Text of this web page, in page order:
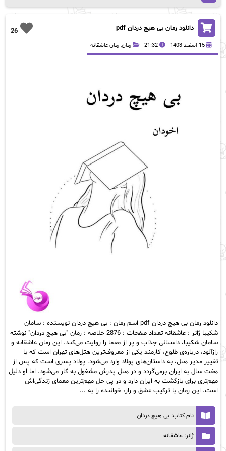
26 دانلود رمان بی هیچ دردان pdf
15 اسفند 1403 21:32 رمان, رمان عاشقانه
دانلود رمان بی هیچ دردان pdf اسم رمان : بی هیچ دردان نویسنده : سامان
شکیبا ژانر : عاشقانه تعداد صفحات : 2876 خلاصه : رمان "بی هیچ دردان" نوشته
سامان شکیبا، داستانی جذاب و پر از معما را روایت می‌کند. این رمان عاشقانه و
رازآلود، درباره‌ی طلوع، کارمند یکی از معروف‌ترین هتل‌های تهران است که با
تغییر مدیر هتل، به داستان‌های پولاد وارد می‌شود. پولاد پسری است که پس از
هفت سال به ایران برمی‌گردد و در هتل پدرش مشغول به کار می‌شود. اما او دلیل
مهم‌تری برای بازگشت به ایران دارد و در پی حل مهم‌ترین معمای زندگی‌اش
است. این رمان با ترکیب عشق و راز، خواننده را به ...
نام کتاب: بی هیچ دردان
ژانر: عاشقانه